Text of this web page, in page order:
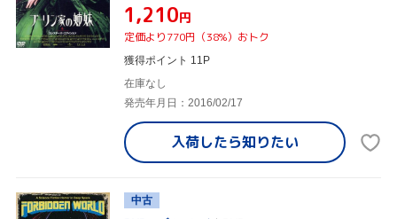
¥1,210円
定価より770円（38%）おトク
獲得ポイント 11P
在庫なし
発売年月日：2016/02/17
入荷したら知りたい
中古